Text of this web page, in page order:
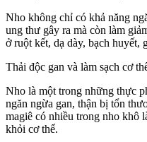
Nho không chỉ có khả năng
ung thư gây ra mà còn làm
ở ruột kết, dạ dày, bạch huyết,
Thải độc gan và làm sạch cơ
Nho là một trong những thực
ngăn ngừa gan, thận bị tổn
magiê có nhiều trong nho khô
khỏi cơ thể.